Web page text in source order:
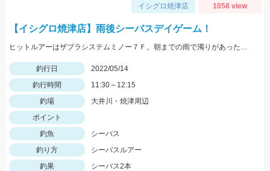
イシグロ焼津店 1058 view
【イシグロ焼津店】雨後シーバスデイゲーム！
ヒットルアーはザブラシステムミノー７Ｆ。朝までの雨で濁りがあったので高活性でした！
釣行日
2022/05/14
釣行時間
11:30～12:15
釣場
大井川・焼津周辺
ポイント
釣魚
シーバス
釣り方
シーバスルアー
釣果
シーバス2本